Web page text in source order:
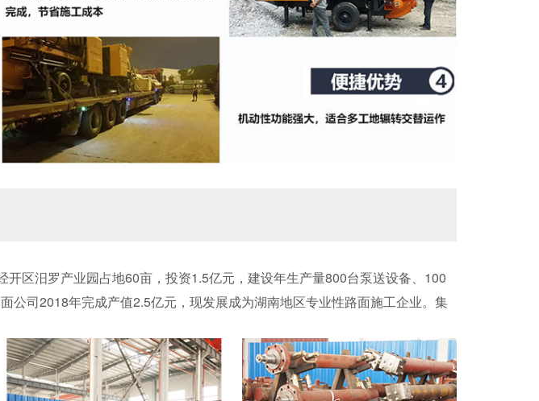
区汨罗产业园占地60亩，投资1.5亿元，建设年生产量800台泵送设备、100
公司2018年完成产值2.5亿元，现发展成为湖南地区专业性路面施工企业。集